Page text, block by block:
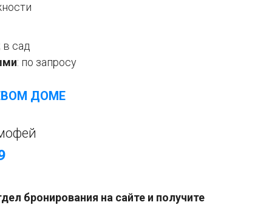
в сад
: по запросу
ДОМЕ
бронирования на сайте и получите